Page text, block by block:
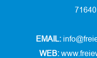
EMAIL:
WEB: